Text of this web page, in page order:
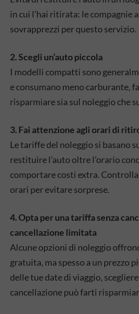
in cui l’hai ritirata: le compagnie
sovrapprezzi per questo servizio.
2. Scegli un’auto piccola
I modelli compatti sono
e consumano meno carburante,
risparmiare sia sul noleggio che
3. Fai attenzione agli orari di
Le tariffe del noleggio si basano
restituire l’auto oltre l’orario
comportare costi extra. Controlla
orari per evitare sorprese.
4. Opta per una tariffa senza
cancellazione limitata
Alcune opzioni di noleggio
gratuita, ma spesso a un prezzo
delle tue date di viaggio, scegliere
cancellazione può farti